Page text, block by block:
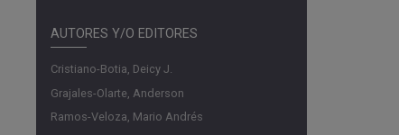
AUTORES Y/O EDITORES
Cristiano-Botia, Deicy J.
Grajales-Olarte, Anderson
Ramos-Veloza, Mario Andrés